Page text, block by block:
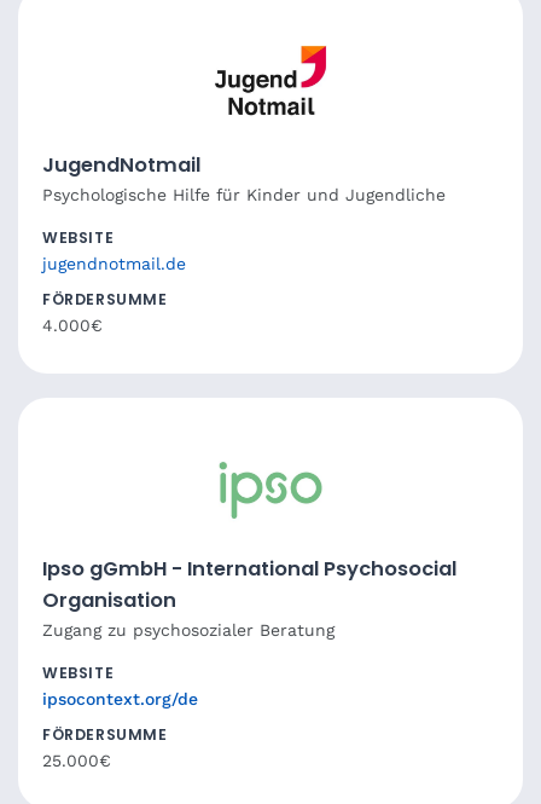
JugendNotmail
Psychologische Hilfe für Kinder und Jugendliche
WEBSITE
jugendnotmail.de
FÖRDERSUMME
4.000€
Ipso gGmbH - International Psychosocial
Organisation
Zugang zu psychosozialer Beratung
WEBSITE
ipsocontext.org/de
FÖRDERSUMME
25.000€